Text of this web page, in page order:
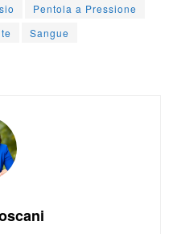
Pentola a Pressione
Sangue